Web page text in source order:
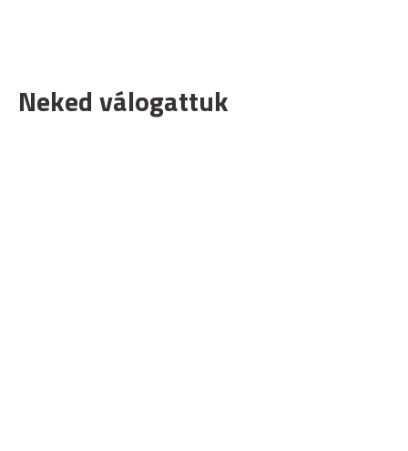
Neked válogattuk